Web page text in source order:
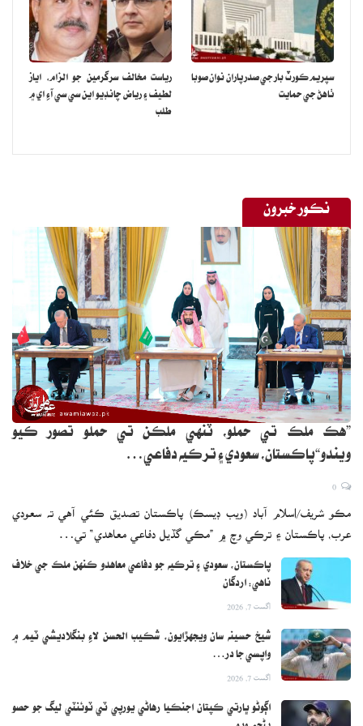
سپريم ڪورٽ بار جي صدر پاران نوان صوبا
ٺاهڻ جي حمايت
رياست مخالف سرگرمين جو الزام، اياز
لطيف ۽ رياض چانڊيو اين سي سي آءِ اي ۾
طلب
نڪور خبرون
”هڪ ملڪ تي حملو، ٽنهي ملڪن تي حملو تصور ڪيو
ويندو“پاڪستان، سعودي ۽ ترڪيه دفاعي…
مڪو شريف/اسلام آباد (ويب ڊيسڪ) پاڪستان تصديق ڪئي آهي ته سعودي
عرب، پاڪستان ۽ ترڪي وچ ۾ ”مڪي گڏيل دفاعي معاهدي“ تي…
پاڪستان، سعودي ۽ ترڪيه جو دفاعي معاهدو ڪنهن ملڪ جي خلاف
ناهي: اردگان
اگست 7, 2026
شيخ حسينه سان ويجهڙايون، شڪيب الحسن لاءِ بنگلاديشي ٽيم ۾
واپسي جا در…
اگست 7, 2026
اڳوڻو ڀارتي ڪپتان اجنڪيا رهاڻي يورپي ٽي ٽوئنٽي ليگ جو حصو